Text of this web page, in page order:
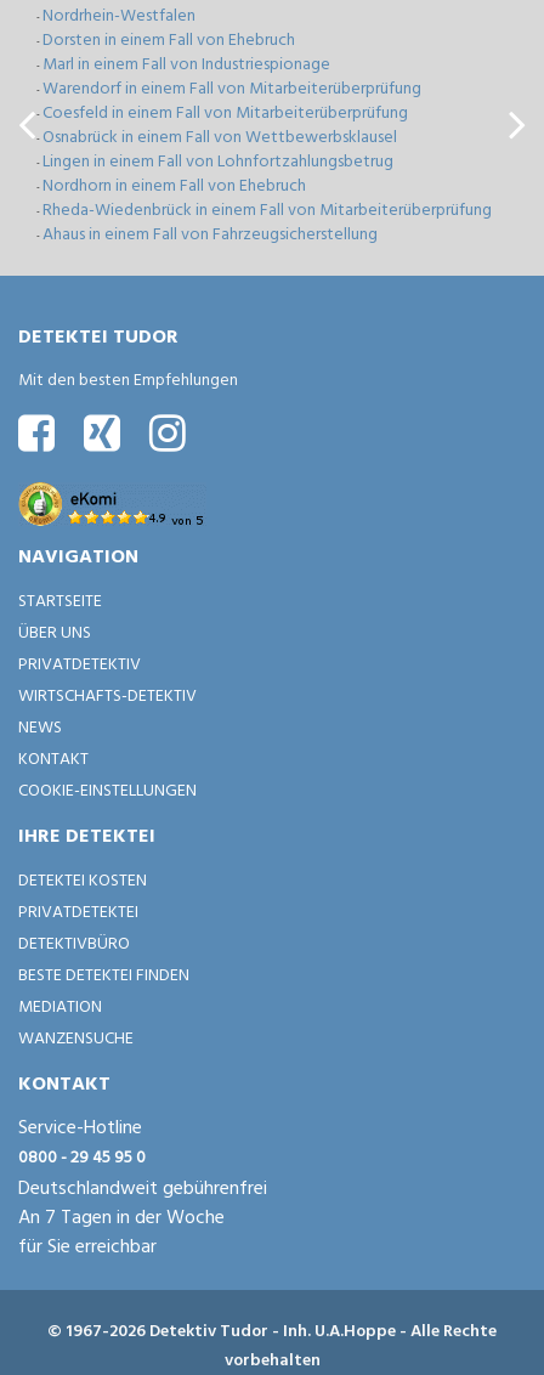
- Nordrhein-Westfalen
- Dorsten in einem Fall von Ehebruch
- Marl in einem Fall von Industriespionage
-Warendorf in einem Fall von Mitarbeiterüberprüfung
- Coesfeld in einem Fall von Mitarbeiterüberprüfung
- Osnabrück in einem Fall von Wettbewerbsklausel
- Lingen in einem Fall von Lohnfortzahlungsbetrug
- Nordhorn in einem Fall von Ehebruch
- Rheda-Wiedenbrück in einem Fall von Mitarbeiterüberprüfung
-Ahaus in einem Fall von Fahrzeugsicherstellung
DETEKTEI TUDOR
Mit den besten Empfehlungen
NAVIGATION
STARTSEITE
ÜBER UNS
PRIVATDETEKTIV
WIRTSCHAFTS-DETEKTIV
NEWS
KONTAKT
COOKIE-EINSTELLUNGEN
IHRE DETEKTEI
DETEKTEI KOSTEN
PRIVATDETEKTEI
DETEKTIVBÜRO
BESTE DETEKTEI FINDEN
MEDIATION
WANZENSUCHE
KONTAKT
Service-Hotline
0800 - 29 45 95 0
Deutschlandweit gebührenfrei
An 7 Tagen in der Woche
für Sie erreichbar
© 1967-2026 Detektiv Tudor - Inh. U.A.Hoppe - Alle Rechte
vorbehalten